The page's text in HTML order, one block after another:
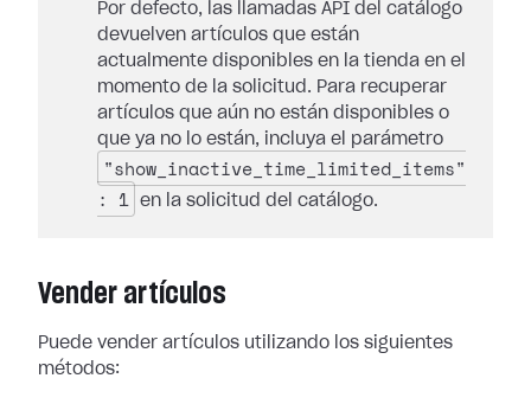
Por defecto, las llamadas API del catálogo
devuelven artículos que están
actualmente disponibles en la tienda en el
momento de la solicitud. Para recuperar
artículos que aún no están disponibles o
que ya no lo están, incluya el parámetro
"show_inactive_time_limited_items"
: 1
en la solicitud del catálogo.
Vender artículos
Puede vender artículos utilizando los siguientes
métodos: